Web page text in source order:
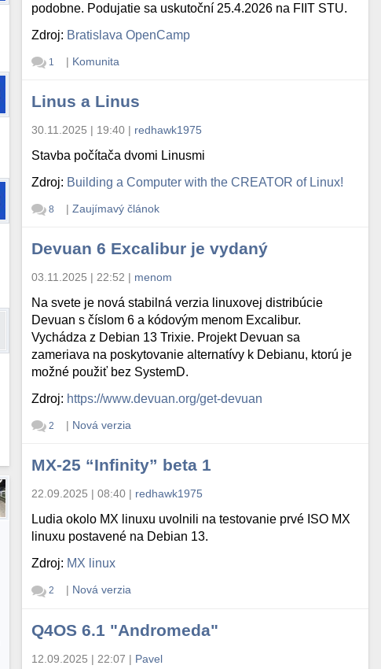
podobne. Podujatie sa uskutoční 25.4.2026 na FIIT STU.
Zdroj: Bratislava OpenCamp
1 | Komunita
Linus a Linus
30.11.2025 | 19:40 | redhawk1975
Stavba počítača dvomi Linusmi
Zdroj: Building a Computer with the CREATOR of Linux!
8 | Zaujímavý článok
Devuan 6 Excalibur je vydaný
03.11.2025 | 22:52 | menom
Na svete je nová stabilná verzia linuxovej distribúcie
Devuan s číslom 6 a kódovým menom Excalibur.
Vychádza z Debian 13 Trixie. Projekt Devuan sa
zameriava na poskytovanie alternatívy k Debianu, ktorú je
možné použiť bez SystemD.
Zdroj: https://www.devuan.org/get-devuan
2 | Nová verzia
MX-25 “Infinity” beta 1
22.09.2025 | 08:40 | redhawk1975
Ludia okolo MX linuxu uvolnili na testovanie prvé ISO MX
linuxu postavené na Debian 13.
Zdroj: MX linux
2 | Nová verzia
Q4OS 6.1 "Andromeda"
12.09.2025 | 22:07 | Pavel